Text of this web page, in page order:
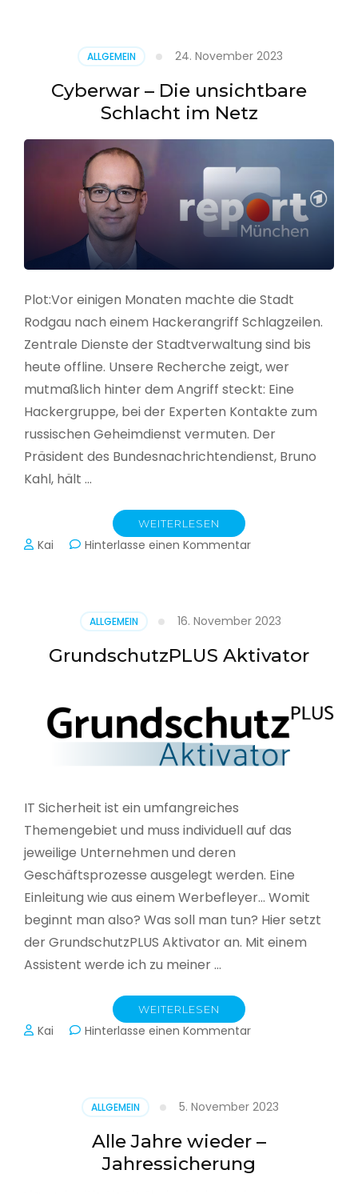
ALLGEMEIN 24. November 2023
Cyberwar – Die unsichtbare
Schlacht im Netz
Plot:Vor einigen Monaten machte die Stadt
Rodgau nach einem Hackerangriff Schlagzeilen.
Zentrale Dienste der Stadtverwaltung sind bis
heute offline. Unsere Recherche zeigt, wer
mutmaßlich hinter dem Angriff steckt: Eine
Hackergruppe, bei der Experten Kontakte zum
russischen Geheimdienst vermuten. Der
Präsident des Bundesnachrichtendienst, Bruno
Kahl, hält …
WEITERLESEN
Kai Hinterlasse einen Kommentarzu
Schlacht
im
Netz
ALLGEMEIN 16. November 2023
GrundschutzPLUS Aktivator
IT Sicherheit ist ein umfangreiches
Themengebiet und muss individuell auf das
jeweilige Unternehmen und deren
Geschäftsprozesse ausgelegt werden. Eine
Einleitung wie aus einem Werbefleyer… Womit
beginnt man also? Was soll man tun? Hier setzt
der GrundschutzPLUS Aktivator an. Mit einem
Assistent werde ich zu meiner …
WEITERLESEN
Kai Hinterlasse einen Kommentarzu
ALLGEMEIN 5. November 2023
Alle Jahre wieder –
Jahressicherung